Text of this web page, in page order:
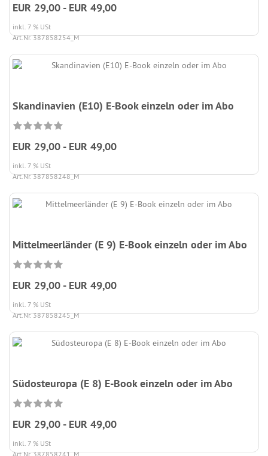
EUR 29,00 - EUR 49,00
inkl. 7 % USt
Art.Nr. 387858254_M
Skandinavien (E10) E-Book einzeln oder im Abo
EUR 29,00 - EUR 49,00
inkl. 7 % USt
Art.Nr. 387858248_M
Mittelmeerländer (E 9) E-Book einzeln oder im Abo
EUR 29,00 - EUR 49,00
inkl. 7 % USt
Art.Nr. 387858245_M
Südosteuropa (E 8) E-Book einzeln oder im Abo
EUR 29,00 - EUR 49,00
inkl. 7 % USt
Art.Nr. 387858241_M